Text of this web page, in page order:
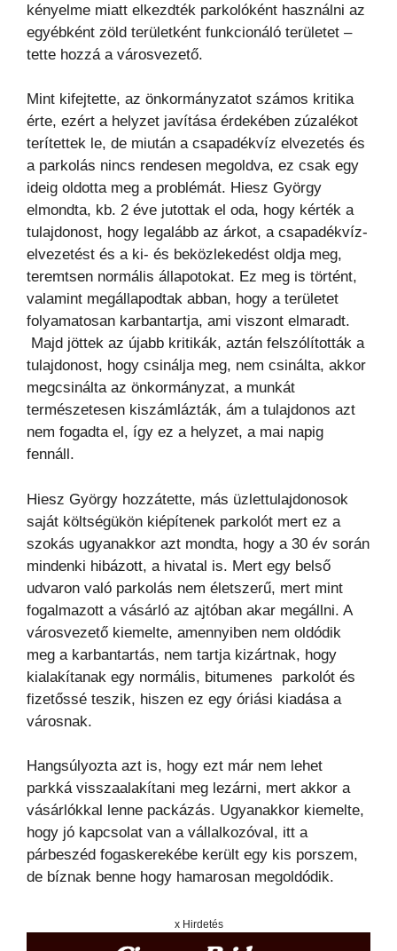
kényelme miatt elkezdték parkolóként használni az
egyébként zöld területként funkcionáló területet –
tette hozzá a városvezető.
Mint kifejtette, az önkormányzatot számos kritika
érte, ezért a helyzet javítása érdekében zúzalékot
terítettek le, de miután a csapadékvíz elvezetés és
a parkolás nincs rendesen megoldva, ez csak egy
ideig oldotta meg a problémát. Hiesz György
elmondta, kb. 2 éve jutottak el oda, hogy kérték a
tulajdonost, hogy legalább az árkot, a csapadékvíz-
elvezetést és a ki- és beközlekedést oldja meg,
teremtsen normális állapotokat. Ez meg is történt,
valamint megállapodtak abban, hogy a területet
folyamatosan karbantartja, ami viszont elmaradt.
Majd jöttek az újabb kritikák, aztán felszólították a
tulajdonost, hogy csinálja meg, nem csinálta, akkor
megcsinálta az önkormányzat, a munkát
természetesen kiszámlázták, ám a tulajdonos azt
nem fogadta el, így ez a helyzet, a mai napig
fennáll.
Hiesz György hozzátette, más üzlettulajdonosok
saját költségükön kiépítenek parkolót mert ez a
szokás ugyanakkor azt mondta, hogy a 30 év során
mindenki hibázott, a hivatal is. Mert egy belső
udvaron való parkolás nem életszerű, mert mint
fogalmazott a vásárló az ajtóban akar megállni. A
városvezető kiemelte, amennyiben nem oldódik
meg a karbantartás, nem tartja kizártnak, hogy
kialakítanak egy normális, bitumenes parkolót és
fizetőssé teszik, hiszen ez egy óriási kiadása a
városnak.
Hangsúlyozta azt is, hogy ezt már nem lehet
parkká visszaalakítani meg lezárni, mert akkor a
vásárlókkal lenne packázás. Ugyanakkor kiemelte,
hogy jó kapcsolat van a vállalkozóval, itt a
párbeszéd fogaskerekébe került egy kis porszem,
de bíznak benne hogy hamarosan megoldódik.
x Hirdetés